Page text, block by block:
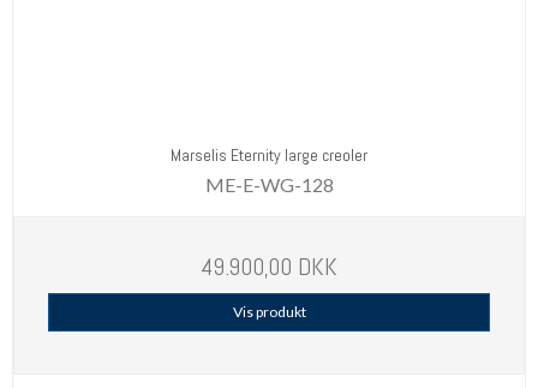
Marselis Eternity large creoler
ME-E-WG-128
49.900,00 DKK
Vis produkt